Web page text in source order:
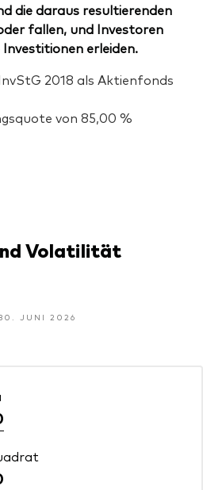
die daraus resultierenden
fallen, und Investoren
erleiden.
2018 als Aktienfonds
von 85,00 %
Volatilität
JUNI 2026